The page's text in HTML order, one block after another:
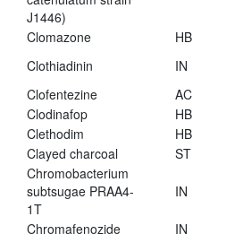
J1446)
Clomazone HB
Clothiadinin
IN
Clofentezine
AC
Clodinafop
HB
Clethodim
HB
Clayed charcoal
ST
Chromobacterium
subtsugae PRAA4-
1T
IN
Chromafenozide IN